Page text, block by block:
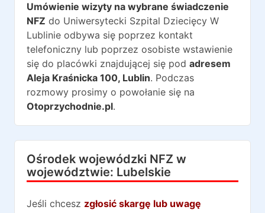
Umówienie wizyty na wybrane świadczenie
NFZ do Uniwersytecki Szpital Dziecięcy W
Lublinie odbywa się poprzez kontakt
telefoniczny lub poprzez osobiste wstawienie
się do placówki znajdującej się pod adresem
Aleja Kraśnicka 100, Lublin. Podczas
rozmowy prosimy o powołanie się na
Otoprzychodnie.pl.
Ośrodek wojewódzki NFZ w
województwie: Lubelskie
Jeśli chcesz zgłosić skargę lub uwagę